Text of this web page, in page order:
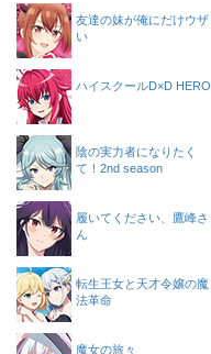
友達の妹が俺にだけウザ
い
ハイスクールD×D HERO
陰の実力者になりたく
て！2nd season
履いてください、鷹峰さ
ん
転生王女と天才令嬢の魔
法革命
魔女の旅々